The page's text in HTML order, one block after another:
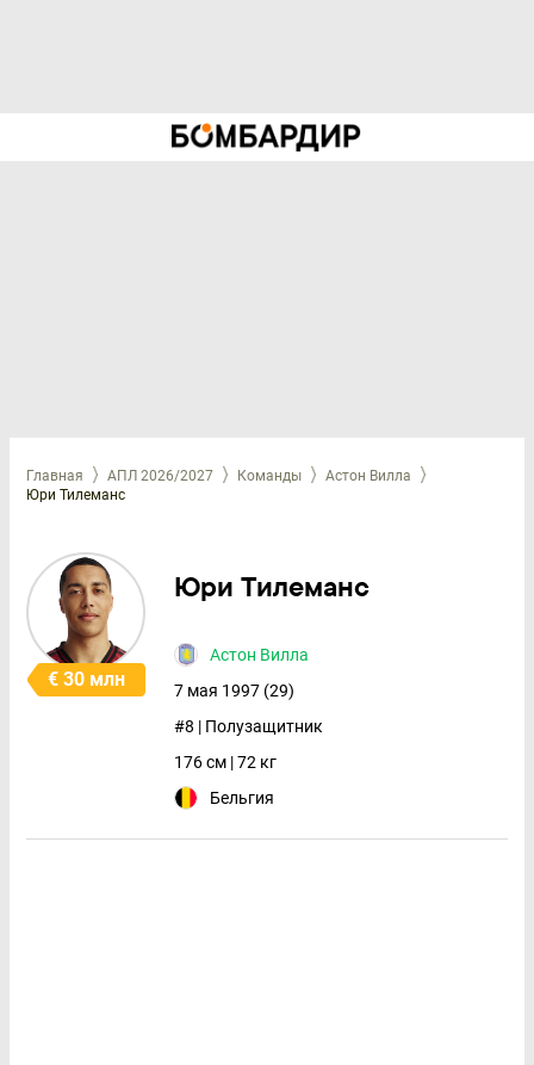
Главная АПЛ 2026/2027 Команды
Астон Вилла
Юри Тилеманс
€ 30 млн
Юри Тилеманс
Астон Вилла
7 мая 1997 (29)
#8 | Полузащитник
176 см | 72 кг
Бельгия